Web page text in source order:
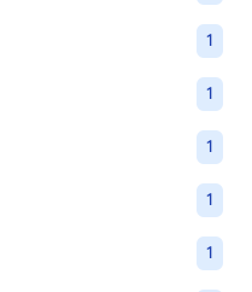
1
1
1
1
1